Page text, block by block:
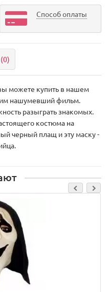
Способ оплаты
можете купить в нашем
нашумевший фильм.
разыграть знакомых.
костюма на
черный плащ и эту маску -